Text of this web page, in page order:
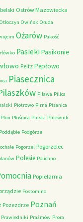
Ostrów Mazowiecka
Otłoczyn Owińsk Ołuda
Ożarów Pakość
Pasieki Pasikonie
Peitz Pepłowo
Piasecznica
Pilawa Pilica
Piotrowo Pirna Pisanica
Plon Plośnica Pluski Pniewnik
Poddąbie Podgórze
Pogorzel Pogorzelec
Polesie Polichno
Popielarnia
Postomino
Pozezdrze Poznań
Prawiedniki Prażmów Prora